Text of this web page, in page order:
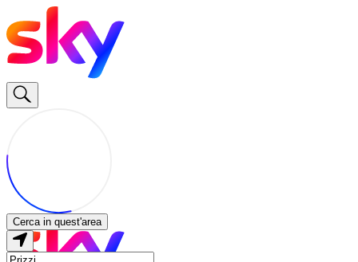
Cerca in quest'area